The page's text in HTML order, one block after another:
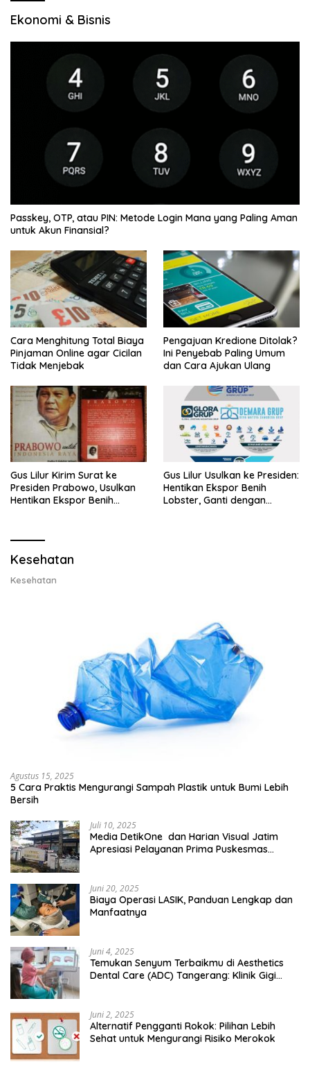
Ekonomi & Bisnis
Passkey, OTP, atau PIN: Metode Login Mana yang Paling Aman
untuk Akun Finansial?
Cara Menghitung Total Biaya
Pinjaman Online agar Cicilan
Tidak Menjebak
Pengajuan Kredione Ditolak?
Ini Penyebab Paling Umum
dan Cara Ajukan Ulang
Gus Lilur Kirim Surat ke
Presiden Prabowo, Usulkan
Hentikan Ekspor Benih
Gus Lilur Usulkan ke Presiden:
Hentikan Ekspor Benih
Lobster, Ganti dengan
Kesehatan
Kesehatan
Agustus 15, 2025
5 Cara Praktis Mengurangi Sampah Plastik untuk Bumi Lebih
Bersih
Juli 10, 2025
Media DetikOne dan Harian Visual Jatim
Apresiasi Pelayanan Prima Puskesmas
Juni 20, 2025
Biaya Operasi LASIK, Panduan Lengkap dan
Manfaatnya
Juni 4, 2025
Temukan Senyum Terbaikmu di Aesthetics
Dental Care (ADC) Tangerang: Klinik Gigi
Juni 2, 2025
Alternatif Pengganti Rokok: Pilihan Lebih
Sehat untuk Mengurangi Risiko Merokok